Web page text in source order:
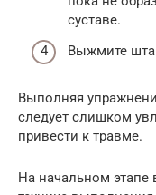
суставе.
Выжмите
Выполняя
следует слишком
привести к травме.
На начальном этапе